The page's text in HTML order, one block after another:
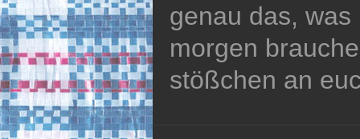
genau das,
morgen
stößchen an